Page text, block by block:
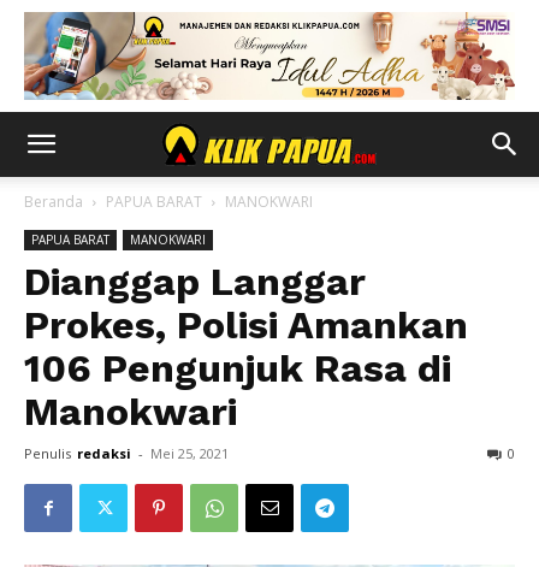
Beranda PAPUA BARAT MANOKWARI
PAPUA BARAT MANOKWARI
Dianggap Langgar
Prokes, Polisi Amankan
106 Pengunjuk Rasa di
Manokwari
Penulis redaksi - Mei 25, 2021 0